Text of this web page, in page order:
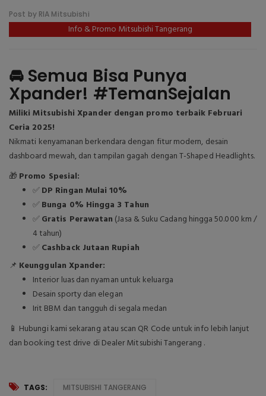
Post by RIA Mitsubishi
Info & Promo Mitsubishi Tangerang
🚘 Semua Bisa Punya
Xpander! #TemanSejalan
Miliki Mitsubishi Xpander dengan promo terbaik Februari
Ceria 2025!
Nikmati kenyamanan berkendara dengan fitur modern, desain
dashboard mewah, dan tampilan gagah dengan T-Shaped Headlights.
🎁 Promo Spesial:
✅DP Ringan Mulai 10%
✅Bunga 0% Hingga 3 Tahun
✅Gratis Perawatan (Jasa & Suku Cadang hingga 50.000 km /
4 tahun)
✅Cashback Jutaan Rupiah
📌 Keunggulan Xpander:
Interior luas dan nyaman untuk keluarga
Desain sporty dan elegan
Irit BBM dan tangguh di segala medan
📱 Hubungi kami sekarang atau scan QR Code untuk info lebih lanjut
dan booking test drive di Dealer Mitsubishi Tangerang .
TAGS: MITSUBISHI TANGERANG